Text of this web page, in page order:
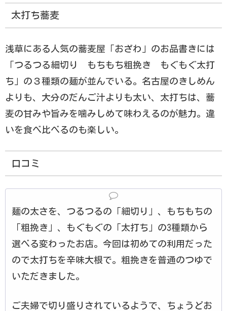
太打ち蕎麦
浅草にある人気の蕎麦屋「おざわ」のお品書きには
「つるつる細切り もちもち粗挽き もぐもぐ太打
ち」の３種類の麺が並んでいる。名古屋のきしめん
よりも、大分のだんご汁よりも太い、太打ちは、蕎
麦の甘みや旨みを噛みしめて味わえるのが魅力。違
いを食べ比べるのも楽しい。
口コミ
麺の太さを、つるつるの「細切り」、もちもちの
「粗挽き」、もぐもぐの「太打ち」の3種類から
選べる変わったお店。今回は初めての利用だった
ので太打ちを辛味大根で。粗挽きを普通のつゆで
いただきました。
ご夫婦で切り盛りされているようで、ちょうどお